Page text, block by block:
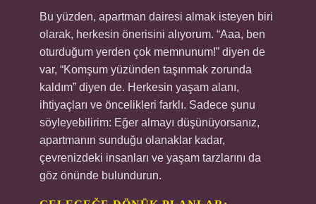
Bu yüzden, apartman dairesi almak isteyen biri
olarak, herkesin önerisini alıyorum. “Aaa, ben
oturduğum yerden çok memnunum!” diyen de
var, “Komşum yüzünden taşınmak zorunda
kaldım” diyen de. Herkesin yaşam alanı,
ihtiyaçları ve öncelikleri farklı. Sadece şunu
söyleyebilirim: Eğer almayı düşünüyorsanız,
apartmanın sunduğu olanaklar kadar,
çevrenizdeki insanları ve yaşam tarzlarını da
göz önünde bulundurun.